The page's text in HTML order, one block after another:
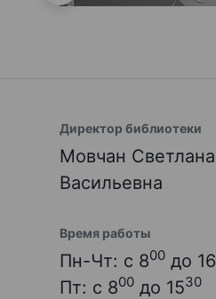
Директор библиотеки
Мовчан Светлана
Васильевна
Время работы
Пн-Чт: с 800 до 16
Пт: с 800 до 1530